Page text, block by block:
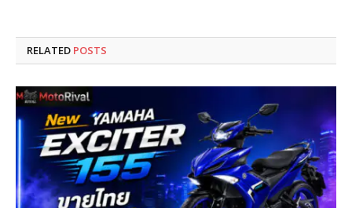
RELATED POSTS